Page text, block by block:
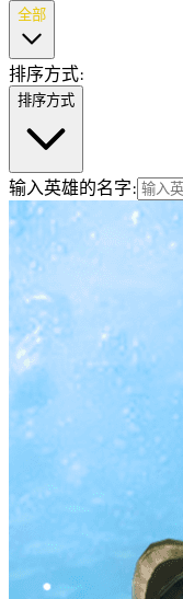
全部
排序方式:
排序方式
输入英雄的名字: